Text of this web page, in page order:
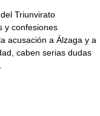
Triunvirato
y confesiones
acusación a Álzaga y a
caben serias dudas